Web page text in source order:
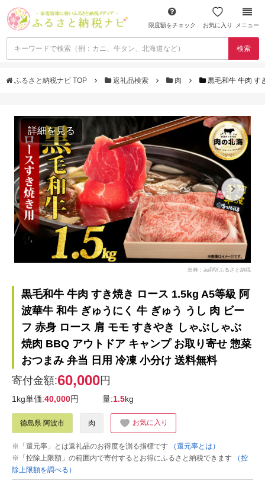
限度額をチェック お気に入り メニュー
検索
ふるさと納税ナビ TOP 返礼品検索 肉 黒毛和牛 牛肉 す
詳細を見る
出典：auPAYふるさと納税
黒毛和牛 牛肉 すき焼き ロース 1.5kg A5等級 阿
波華牛 和牛 ぎゅうにく 牛 ぎゅう うし 肉 ビー
フ 赤身 ロース 肩 モモ すきやき しゃぶしゃぶ
焼肉 BBQ アウトドア キャンプ お取り寄せ 惣菜
おつまみ 弁当 日用 冷凍 小分け 送料無料
寄付金額:60,000円
1kg単価:40,000円 量:1.5kg
徳島県 阿波市 肉 お気に入り
※「還元率」とは返礼品のお得度を測る指標です
（還元率とは）
※「控除上限額」の範囲内で寄付するとお得にふるさと納税できます
（控
除上限額を調べる）